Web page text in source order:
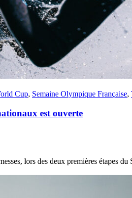
Cup, Semaine Olympique Française,
est ouverte
lors des deux premières étapes